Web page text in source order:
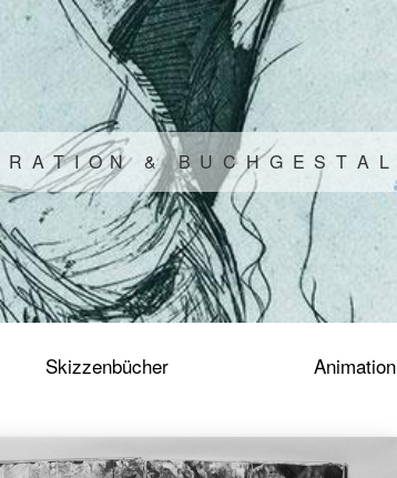
R A T I O N & B U C H G E S T A L
Skizzenbücher Animation